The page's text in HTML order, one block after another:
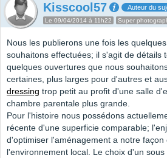
Kisscool57 Auteur du
Le 09/04/2014 à 11h22 Super
Nous les publierons une fois les
souhaitons effectuées; il s'agit de détails
quelques ouvertures que nous
certaines, plus larges pour d'autres et
dressing trop petit au profit d'une salle
chambre parentale plus grande.
Pour l'histoire nous possédons
récente d'une superficie comparable;
d'optimiser l'aménagement a notre
l'environnement local. Le choix d'un